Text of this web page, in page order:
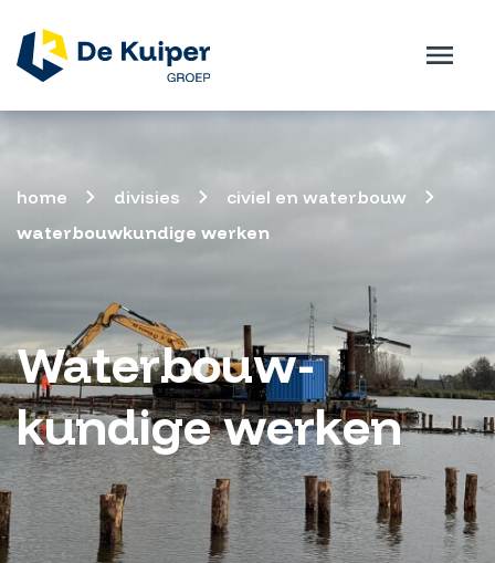
home divisies
civiel en waterbouw
waterbouwkundige werken
Waterbouw­
kundige werken